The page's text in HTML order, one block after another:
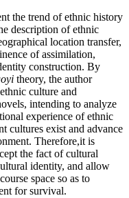
the trend of ethnic history
description of ethnic
location transfer,
of assimilation,
construction. By
theory, the author
culture and
intending to analyze
experience of ethnic
cultures exist and advance
Therefore,it is
the fact of cultural
identity, and allow
space so as to
for survival.